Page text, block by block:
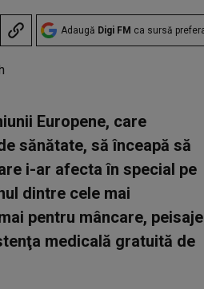
Adaugă Digi FM ca sursă
Europene, care
sănătate, să înceapă să
i-ar afecta în special pe
dintre cele mai
pentru mâncare, peisaje
medicală gratuită de